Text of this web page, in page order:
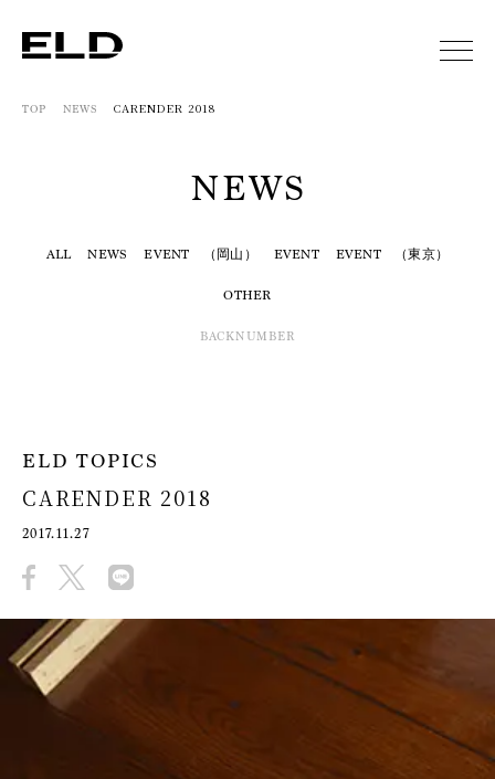
TOP NEWS CARENDER 2018
NEWS
ALL NEWS EVENT （岡山） EVENT EVENT （東京）
OTHER
BACKNUMBER
ELD TOPICS
CARENDER 2018
2017.11.27